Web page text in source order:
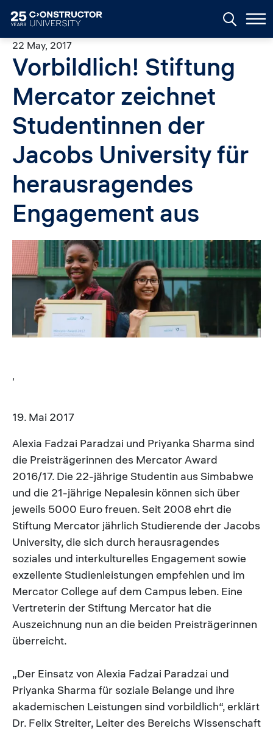
22 May, 2017
Vorbildlich! Stiftung
Mercator zeichnet
Studentinnen der
Jacobs University für
herausragendes
Engagement aus
Image
19. Mai 2017
Alexia Fadzai Paradzai und Priyanka Sharma sind
die Preisträgerinnen des Mercator Award
2016/17. Die 22-jährige Studentin aus Simbabwe
und die 21-jährige Nepalesin können sich über
jeweils 5000 Euro freuen. Seit 2008 ehrt die
Stiftung Mercator jährlich Studierende der Jacobs
University, die sich durch herausragendes
soziales und interkulturelles Engagement sowie
exzellente Studienleistungen empfehlen und im
Mercator College auf dem Campus leben. Eine
Vertreterin der Stiftung Mercator hat die
Auszeichnung nun an die beiden Preisträgerinnen
überreicht.
„Der Einsatz von Alexia Fadzai Paradzai und
Priyanka Sharma für soziale Belange und ihre
akademischen Leistungen sind vorbildlich“, erklärt
Dr. Felix Streiter, Leiter des Bereichs Wissenschaft